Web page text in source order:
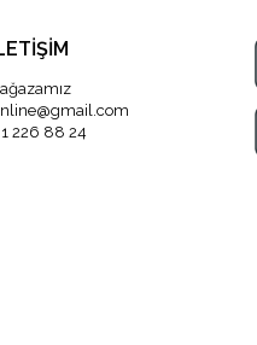
226 88 24